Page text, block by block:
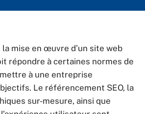
mise en œuvre d’un site web
répondre à certaines normes de
à une entreprise
Le référencement SEO, la
sur-mesure, ainsi que